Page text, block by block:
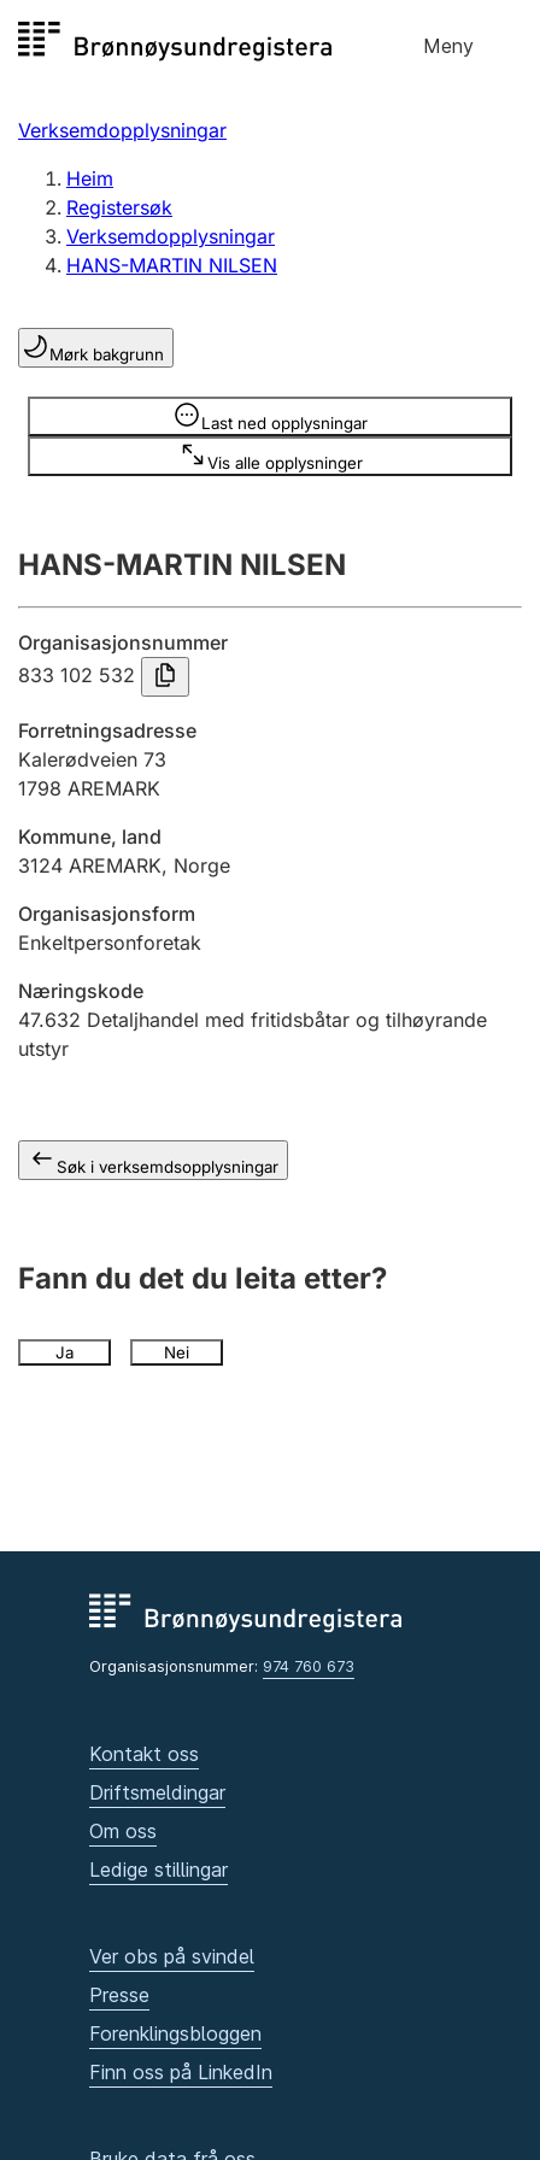
til
Meny
Registersøk
Aksjeselskap
Enkeltpersonføretak
Registrere, endre, slette
Lag og foreining
Registrere, endre, slette
Årsrekneskap
Innsending og forseinkingsgebyr
Tinglysing
Jeger
Ektepaktrettleiaren
Andre tema
Verksemdopplysningar
Heim
Registersøk
Verksemdopplysningar
HANS-MARTIN NILSEN
Mørk bakgrunn
Last ned opplysningar
Vis alle opplysninger
Opplysninger er skjult
HANS-MARTIN NILSEN
Organisasjonsnummer
833 102 532
Forretningsadresse
Kalerødveien 73
1798 AREMARK
Kommune, land
3124 AREMARK, Norge
Organisasjonsform
Enkeltpersonforetak
Næringskode
47.632 Detaljhandel med fritidsbåtar og tilhøyrande
utstyr
Søk i verksemdsopplysningar
Fann du det du leita etter?
Ja Nei
Organisasjonsnummer: 974 760 673
Kontakt oss
Driftsmeldingar
Om oss
Ledige stillingar
Ver obs på svindel
Presse
Forenklingsbloggen
Finn oss på LinkedIn